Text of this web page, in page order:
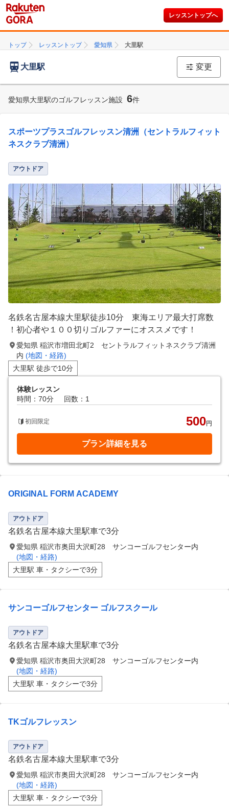
レッスントップへ
トップ レッスントップ 愛知県 大里駅
大里駅 変更
愛知県大里駅のゴルフレッスン施設 6件
スポーツプラスゴルフレッスン清洲（セントラルフィット
ネスクラブ清洲）
アウトドア
名鉄名古屋本線大里駅徒歩10分 東海エリア最大打席数
！初心者や１００切りゴルファーにオススメです！
愛知県 稲沢市増田北町2 セントラルフィットネスクラブ清洲
内 (地図・経路)
大里駅 徒歩で10分
体験レッスン
時間：70分
回数：1
初回限定 500円
プラン詳細を見る
ORIGINAL FORM ACADEMY
アウトドア
名鉄名古屋本線大里駅車で3分
愛知県 稲沢市奥田大沢町28 サンコーゴルフセンター内
(地図・経路)
大里駅 車・タクシーで3分
サンコーゴルフセンター ゴルフスクール
アウトドア
名鉄名古屋本線大里駅車で3分
愛知県 稲沢市奥田大沢町28 サンコーゴルフセンター内
(地図・経路)
大里駅 車・タクシーで3分
TKゴルフレッスン
アウトドア
名鉄名古屋本線大里駅車で3分
愛知県 稲沢市奥田大沢町28 サンコーゴルフセンター内
(地図・経路)
大里駅 車・タクシーで3分